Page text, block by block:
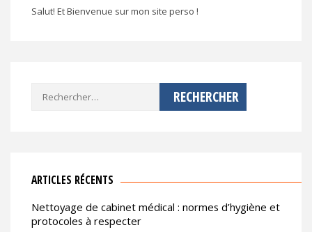
Salut! Et Bienvenue sur mon site perso !
Rechercher :
ARTICLES RÉCENTS
Nettoyage de cabinet médical : normes d’hygiène et
protocoles à respecter